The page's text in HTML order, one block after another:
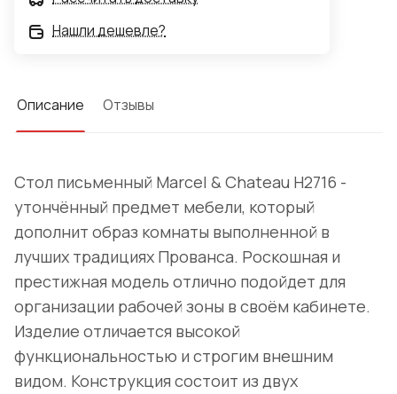
Нашли дешевле?
Описание Отзывы
Стол письменный Marcel & Chateau H2716 -
утончённый предмет мебели, который
дополнит образ комнаты выполненной в
лучших традициях Прованса. Роскошная и
престижная модель отлично подойдет для
организации рабочей зоны в своём кабинете.
Изделие отличается высокой
функциональностью и строгим внешним
видом. Конструкция состоит из двух